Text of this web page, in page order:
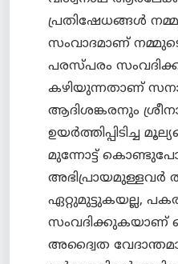
പ്രതിഷേധങ്ങള്‍
സംവാദമാണ്
പരസ്പരം
കഴിയുന്നതാണ്
ആദിശങ്കരനും
ഉയര്‍ത്തിപ്പിടിച്ച
മുന്നോട്ട്
അഭിപ്രായമുള്ളവര്‍
ഏറ്റുമുട്ടുകയല്ല,
സംവദിക്കുകയാണ്
അദ്വൈത